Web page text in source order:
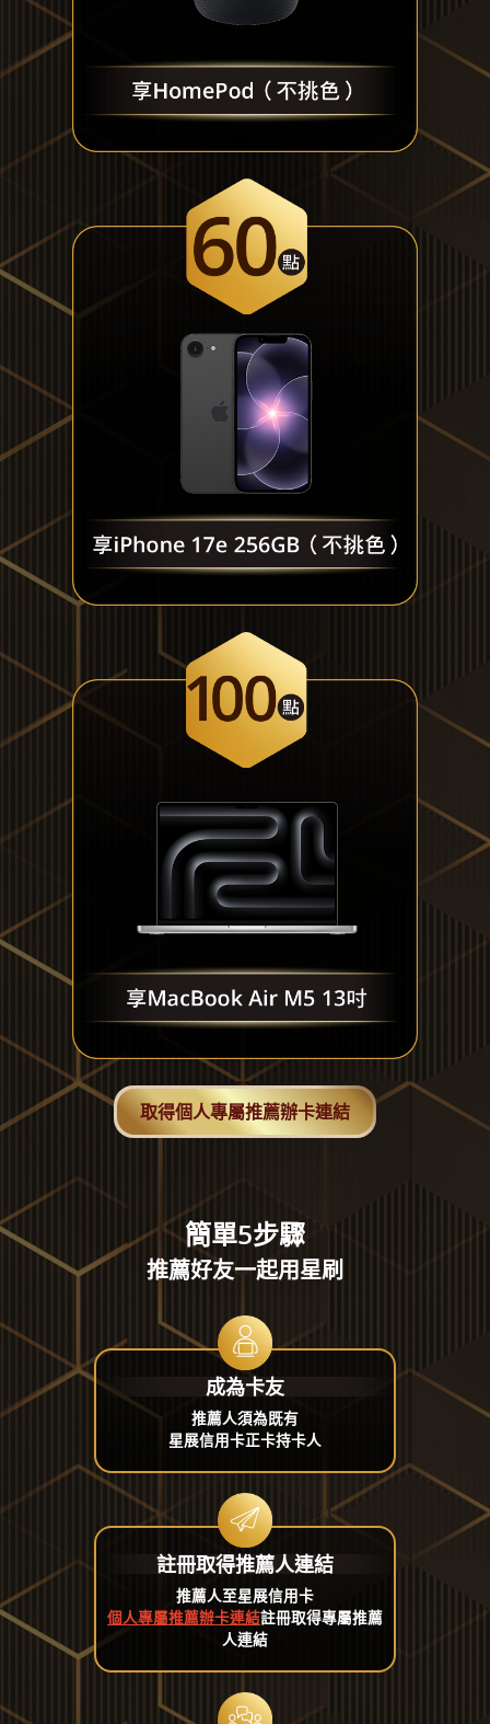
取得個人專屬推薦辦卡連結
簡單5步驟
推薦好友一起用星刷
成為卡友
推薦人須為既有
星展信用卡正卡持卡人
註冊取得推薦人連結
推薦人至星展信用卡
個人專屬推薦辦卡連結註冊取得專屬推薦
人連結